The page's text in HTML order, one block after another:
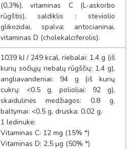
(0,3%), vitaminas C (L-askorbo
rūgštis), saldiklis : steviolio
glikozidai, spalva: antocianinai,
vitaminas D (cholekalciferolis).
1039 kJ / 249 kcal, riebalai: 1.4 g (iš
kurių sočiųjų riebalų rūgščių: 1.4 g),
angliavandeniai: 94 g (iš kurių
cukrų: <0.5 g, polioliai: 92 g),
skaidulinės medžiagos: 0.8 g,
baltymai: <0.5 g, druska: 0.02 g.
1 ledinuke:
Vitaminas C: 12 mg (15% *)
Vitaminas D: 2,5 µg (50% *)